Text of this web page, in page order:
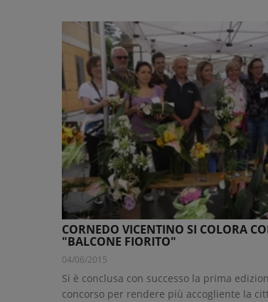
CORNEDO VICENTINO SI COLORA
"BALCONE FIORITO"
04/06/2015
Si è conclusa con successo la prima
concorso per rendere più accogliente la